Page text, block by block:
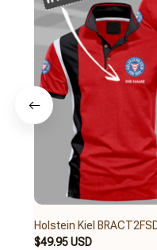
Holstein Kiel
$49.95 USD